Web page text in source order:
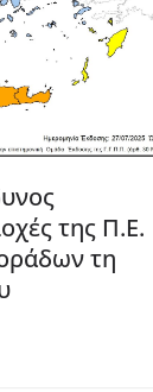
της Π.Ε.
τη